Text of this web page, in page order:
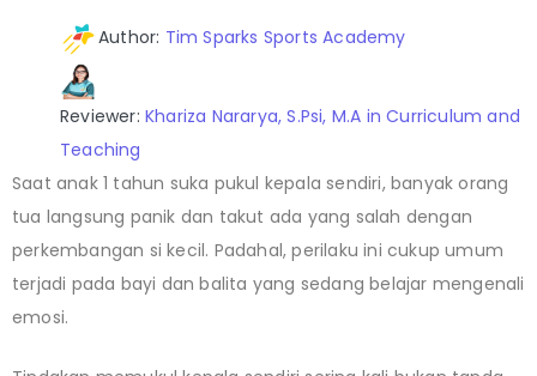
Author: Tim Sparks Sports Academy
Reviewer: Khariza Nararya, S.Psi, M.A in Curriculum and
Teaching
Saat anak 1 tahun suka pukul kepala sendiri, banyak orang
tua langsung panik dan takut ada yang salah dengan
perkembangan si kecil. Padahal, perilaku ini cukup umum
terjadi pada bayi dan balita yang sedang belajar mengenali
emosi.